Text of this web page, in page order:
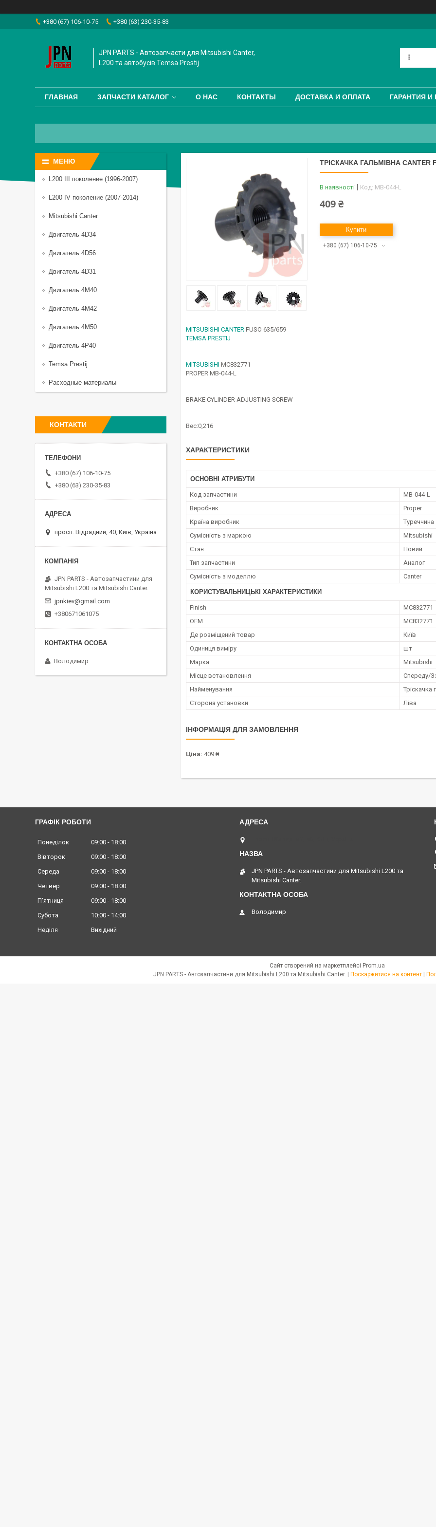
+380 (67) 106-10-75 +380 (63) 230-35-83
JPN PARTS - Автозапчасти для Mitsubishi Canter,
L200 та автобусiв Temsa Prestij
ГЛАВНАЯ ЗАПЧАСТИ КАТАЛОГ О НАС КОНТАКТЫ ДОСТАВКА И ОПЛАТА ГАРАНТИЯ И
ТРІСКАЧКА ГАЛЬМІВНА CANTER
В наявності Код: MB-044-L
409 ₴
Купити
+380 (67) 106-10-75
MITSUBISHI CANTER FUSO 635/659
TEMSA PRESTIJ
MITSUBISHI MC832771
PROPER MB-044-L
BRAKE CYLINDER ADJUSTING SCREW
Вес:0,216
ХАРАКТЕРИСТИКИ
ОСНОВНІ АТРИБУТИ
Код запчастини
MB-044-L
Виробник
Proper
Країна виробник
Туреччина
Сумісність з маркою
Mitsubishi
Стан
Новий
Тип запчастини
Аналог
Сумісність з моделлю
Canter
КОРИСТУВАЛЬНИЦЬКІ ХАРАКТЕРИСТИКИ
Finish
MC832771
OEM
MC832771
Де розміщений товар
Київ
Одиниця виміру
шт
Марка
Mitsubishi
Місце встановлення
Спереду/
Найменування
Тріскачка
Сторона установки
Ліва
ІНФОРМАЦІЯ ДЛЯ ЗАМОВЛЕННЯ
Ціна: 409 ₴
L200 III поколение (1996-2007)
L200 IV поколение (2007-2014)
Mitsubishi Canter
Двигатель 4D34
Двигатель 4D56
Двигатель 4D31
Двигатель 4M40
Двигатель 4M42
Двигатель 4M50
Двигатель 4P40
Temsa Prestij
Расходные материалы
КОНТАКТИ
+380 (67) 106-10-75
+380 (63) 230-35-83
просп. Відрадний, 40, Київ, Україна
JPN PARTS - Автозапчастини для
Mitsubishi L200 та Mitsubishi Canter.
jpnkiev@gmail.com
+380671061075
Володимир
ГРАФІК РОБОТИ
Понеділок 09:00
18:00
Вівторок
09:00
18:00
Середа
09:00
18:00
Четвер
09:00
18:00
Пʼятниця
09:00
18:00
Субота
10:00
14:00
Неділя
Вихідний
JPN PARTS - Автозапчастини для Mitsubishi L200 та
Mitsubishi Canter.
Володимир
Сайт створений на маркетплейсі Prom.ua
Поскаржитися на контент